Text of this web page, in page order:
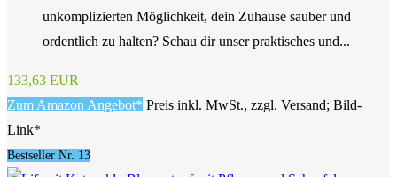
unkomplizierten Möglichkeit, dein Zuhause sauber und
ordentlich zu halten? Schau dir unser praktisches und...
133,63 EUR
Zum Amazon Angebot* Preis inkl. MwSt., zzgl. Versand; Bild-
Link*
Bestseller Nr. 13